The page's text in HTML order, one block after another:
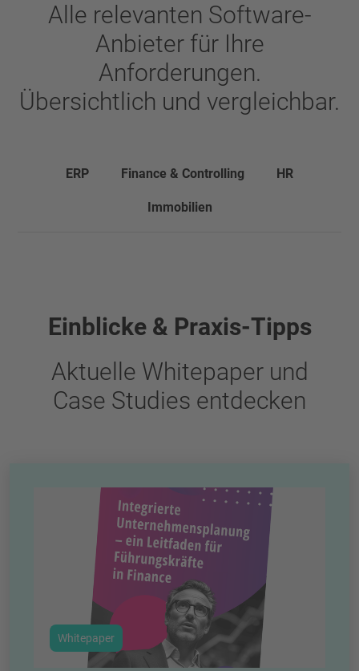
Alle relevanten Software-
Anbieter für Ihre
Anforderungen.
Übersichtlich und vergleichbar.
ERP Finance & Controlling HR
Immobilien
Einblicke & Praxis-Tipps
Aktuelle Whitepaper und
Case Studies entdecken
Whitepaper